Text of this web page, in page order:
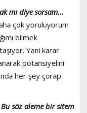
mı diye sorsam…
çok yoruluyorum
bilmek
Yani karar
potansiyelini
her şey çorap
söz aleme bir sitem